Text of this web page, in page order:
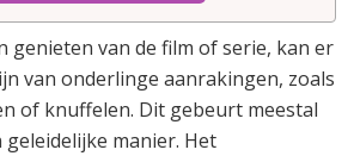
genieten van de film of serie, kan er
van onderlinge aanrakingen, zoals
of knuffelen. Dit gebeurt meestal
manier. Het